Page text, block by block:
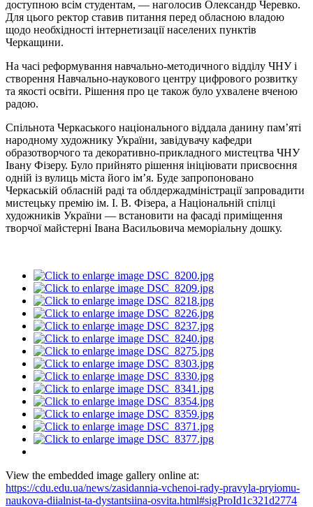
доступною всім студентам, — наголосив Олександр Черевко.
Для цього ректор ставив питання перед обласною владою
щодо необхідності інтернетизації населених пунктів
Черкащини.
На часі реформування навчально-методичного відділу ЧНУ і
створення Навчально-наукового центру цифрового розвитку
та якості освіти. Рішення про це також було ухвалене вченою
радою.
Спільнота Черкаського національного віддала данину пам’яті
народному художнику України, завідувачу кафедри
образотворчого та декоративно-прикладного мистецтва ЧНУ
Івану Фізеру. Було прийнято рішення ініціювати присвоєння
одній із вулиць міста його ім’я. Буде запропоновано
Черкаській обласній раді та облдержадміністрації запровадити
мистецьку премію ім. І. В. Фізера, а Національній спілці
художників України — встановити на фасаді приміщення
творчої майстерні Івана Васильовича меморіальну дошку.
View the embedded image gallery online at:
https://cdu.edu.ua/news/zasidannia-vchenoi-rady-pravyla-pryiomu-
naukova-diialnist-ta-dystantsiina-osvita.html#sigProId1c321d2774